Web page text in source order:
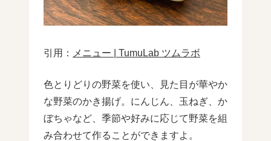
引用： メニュー | TumuLab ツムラボ
色とりどりの野菜を使い、見た目が華やか
な野菜のかき揚げ。にんじん、玉ねぎ、か
ぼちゃなど、季節や好みに応じて野菜を組
み合わせて作ることができますよ。